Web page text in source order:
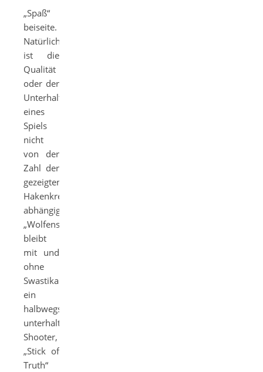
„Spaß“
beiseite.
Natürlich
ist die
Qualität
oder der
Unterhaltungsfaktor
eines
Spiels
nicht
von der
Zahl der
gezeigten
Hakenkreuze
abhängig.
„Wolfenstein“
bleibt
mit und
ohne
Swastika
ein
halbwegs
unterhaltsamer
Shooter,
„Stick of
Truth“